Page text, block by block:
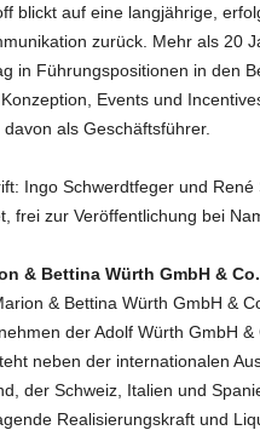
blickt auf eine langjährige,
zurück. Mehr als 20
in Führungspositionen in den
Events und
als Geschäftsführer.
Ingo Schwerdtfeger und René
frei zur Veröffentlichung bei
& Bettina Würth GmbH &
& Bettina Würth GmbH &
der Adolf Würth GmbH &
neben der internationalen
der Schweiz, Italien und
Realisierungskraft und